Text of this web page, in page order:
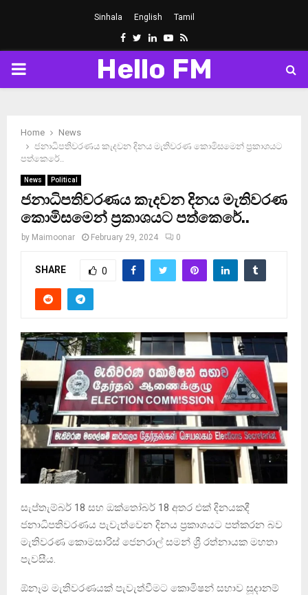
Sinhala English Tamil
Facebook
Twitter
LinkedinYoutube
Rss
PRIMARY
Hello FM
Home
News
ජනාධිපතිවරණය කැදවන දිනය මැතිවරණ කොමිසමෙන් ප්‍රකාශයට
පත්කෙරේ..
News Political
ජනාධිපතිවරණය කැදවන දිනය මැතිවරණ
කොමිසමෙන් ප්‍රකාශයට පත්කෙරේ..
by Maimoonar February 29, 2024 0
SHARE 0
සැප්තැම්බර් 18 සහ ඔක්තෝබර් 18 අතර එක් දිනයකදී
ජනාධිපතිවරණය පැවැත්වෙන දිනය ප්‍රකාශයට පත්කරන බව
මැතිවරණ කොමසාරිස් ජෙනරාල් සමන් ශ්‍රී රත්නායක මහතා
පැවසීය.
ඕනෑම මැතිවරණයක් පැවැත්වීමට කොමිෂන් සභාව සූදානම්